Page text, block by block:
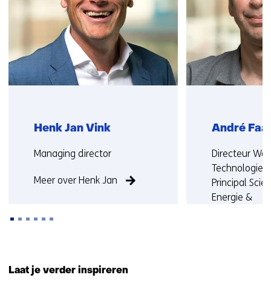
Henk Jan Vink
Functie:
Managing director
Meer over Henk Jan
André
Functie:
Directeur
Technologie
Principal
Energie &
Laat je verder inspireren